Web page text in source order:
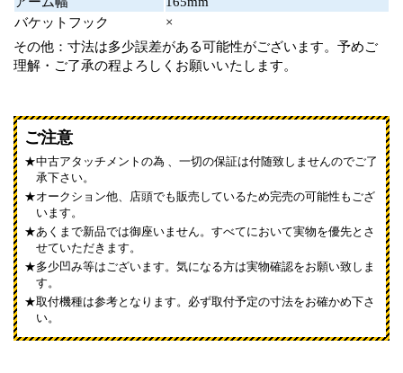
バケットフック
×
その他：寸法は多少誤差がある可能性がございます。予めご
理解・ご了承の程よろしくお願いいたします。
ご注意
中古アタッチメントの為 、一切の保証は付随致しませんのでご了
承下さい。
オークション他、店頭でも販売しているため完売の可能性もござ
います。
あくまで新品では御座いません。すべてにおいて実物を優先とさ
せていただきます。
多少凹み等はございます。気になる方は実物確認をお願い致しま
す。
取付機種は参考となります。必ず取付予定の寸法をお確かめ下さ
い。